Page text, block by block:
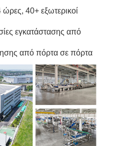
40+ εξωτερικοί
εγκατάστασης από
από πόρτα σε πόρτα